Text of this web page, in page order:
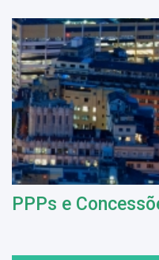
PPPs e